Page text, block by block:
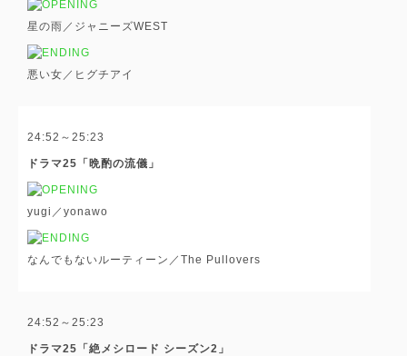
星の雨／ジャニーズWEST
悪い女／ヒグチアイ
24:52～25:23
ドラマ25「晩酌の流儀」
yugi／yonawo
なんでもないルーティーン／The Pullovers
24:52～25:23
ドラマ25「絶メシロード シーズン2」